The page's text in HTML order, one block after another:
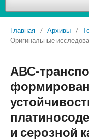
Главная / Архивы /
Оригинальные
АВС-
и серозной